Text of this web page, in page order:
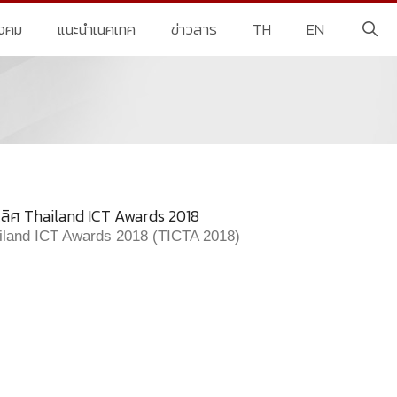
คม แนะนำเนคเทค ข่าวสาร TH EN
ศ Thailand ICT Awards 2018
ICT Awards 2018 (TICTA 2018)